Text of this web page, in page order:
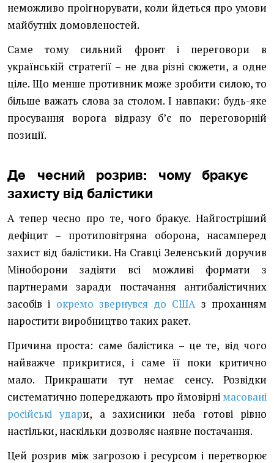
неможливо проігнорувати, коли йдеться про умови
майбутніх домовленостей.
Саме тому сильний фронт і переговори в
українській стратегії – не два різні сюжети, а одне
ціле. Що менше противник може зробити силою, то
більше важать слова за столом. І навпаки: будь-яке
просування ворога відразу б’є по переговорній
позиції.
Де чесний розрив: чому бракує
захисту від балістики
А тепер чесно про те, чого бракує. Найгостріший
дефіцит – протиповітряна оборона, насамперед
захист від балістики. На Ставці Зеленський доручив
Міноборони задіяти всі можливі формати з
партнерами заради постачання антибалістичних
засобів і окремо звернувся до СШАз проханням
наростити виробництво таких ракет.
Причина проста: саме балістика – це те, від чого
найважче прикритися, і саме її поки критично
мало. Прикрашати тут немає сенсу. Розвідки
систематично попереджають про ймовірні масовані
російські удари, а захисники неба готові рівно
настільки, наскільки дозволяє наявне постачання.
Цей розрив між загрозою і ресурсом і перетворює